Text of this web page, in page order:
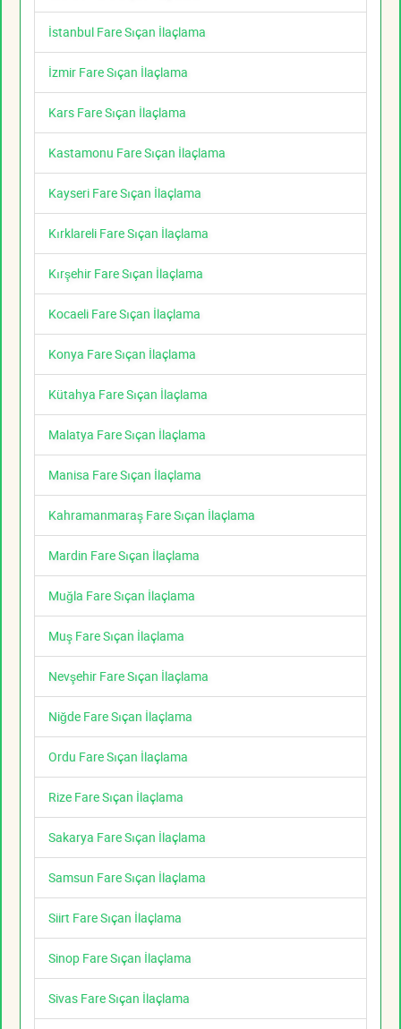
İstanbul Fare Sıçan İlaçlama
İzmir Fare Sıçan İlaçlama
Kars Fare Sıçan İlaçlama
Kastamonu Fare Sıçan İlaçlama
Kayseri Fare Sıçan İlaçlama
Kırklareli Fare Sıçan İlaçlama
Kırşehir Fare Sıçan İlaçlama
Kocaeli Fare Sıçan İlaçlama
Konya Fare Sıçan İlaçlama
Kütahya Fare Sıçan İlaçlama
Malatya Fare Sıçan İlaçlama
Manisa Fare Sıçan İlaçlama
Kahramanmaraş Fare Sıçan İlaçlama
Mardin Fare Sıçan İlaçlama
Muğla Fare Sıçan İlaçlama
Muş Fare Sıçan İlaçlama
Nevşehir Fare Sıçan İlaçlama
Niğde Fare Sıçan İlaçlama
Ordu Fare Sıçan İlaçlama
Rize Fare Sıçan İlaçlama
Sakarya Fare Sıçan İlaçlama
Samsun Fare Sıçan İlaçlama
Siirt Fare Sıçan İlaçlama
Sinop Fare Sıçan İlaçlama
Sivas Fare Sıçan İlaçlama